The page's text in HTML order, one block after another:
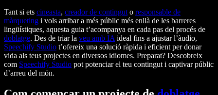
Tant si ets cineasta, creador de contingut o responsable de
màrqueting i vols arribar a més públic més enllà de les barreres
lingüístiques, aquesta guia t’acompanya en cada pas del procés de
doblatge. Des de triar la veu amb IA ideal fins a ajustar l’àudio,
Speechify Studio t’ofereix una solució ràpida i eficient per donar
vida als teus projectes en diversos idiomes. Preparat? Descobreix
com Speechify Studio pot potenciar el teu contingut i captivar públic
d’arreu del món.